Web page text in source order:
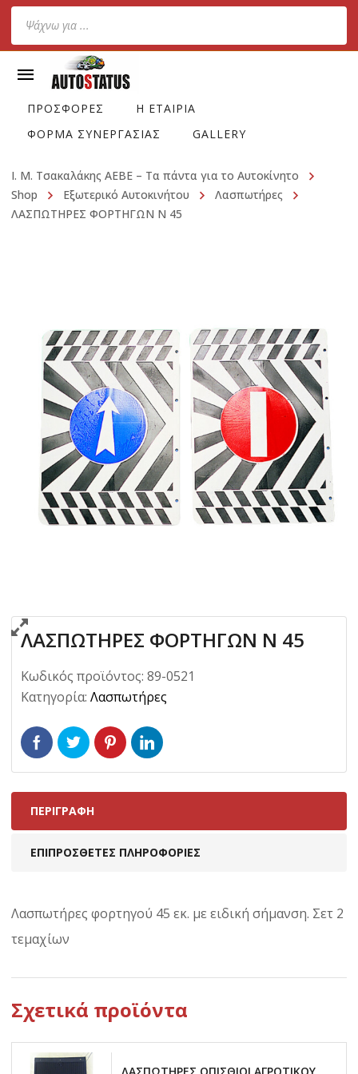
Products
search
ΠΡΟΣΦΟΡΕΣ
Η ΕΤΑΙΡΙΑ
ΦΟΡΜΑ ΣΥΝΕΡΓΑΣΙΑΣ
GALLERY
Ι. Μ. Τσακαλάκης ΑΕΒΕ – Τα πάντα για το Αυτοκίνητο
Shop
Εξωτερικό Αυτοκινήτου
Λασπωτήρες
ΛΑΣΠΩΤΗΡΕΣ ΦΟΡΤΗΓΩΝ Ν 45
ΛΑΣΠΩΤΗΡΕΣ ΦΟΡΤΗΓΩΝ Ν 45
Κωδικός προϊόντος: 89-0521
Κατηγορία: Λασπωτήρες
ΠΕΡΙΓΡΑΦΉ
ΕΠΙΠΡΌΣΘΕΤΕΣ ΠΛΗΡΟΦΟΡΊΕΣ
Λασπωτήρες φορτηγού 45 εκ. με ειδική σήμανση. Σετ 2
τεμαχίων
Σχετικά προϊόντα